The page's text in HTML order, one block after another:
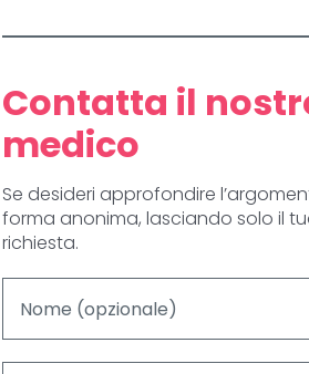
Contatta il
medico
Se desideri approfondire
forma anonima, lasciando solo il
richiesta.